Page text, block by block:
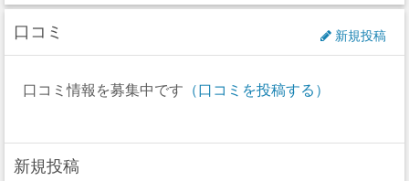
フットボール 0 0
アイスホッケー 0
ボート
口コミ 新規投稿
口コミ情報を募集中です （口コミを投稿する）
新規投稿